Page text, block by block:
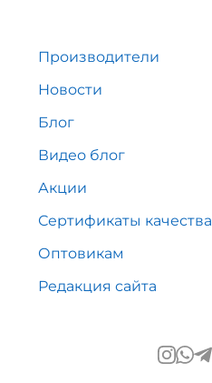
Производители
Новости
Блог
Видео блог
Акции
Сертификаты качества
Оптовикам
Редакция сайта